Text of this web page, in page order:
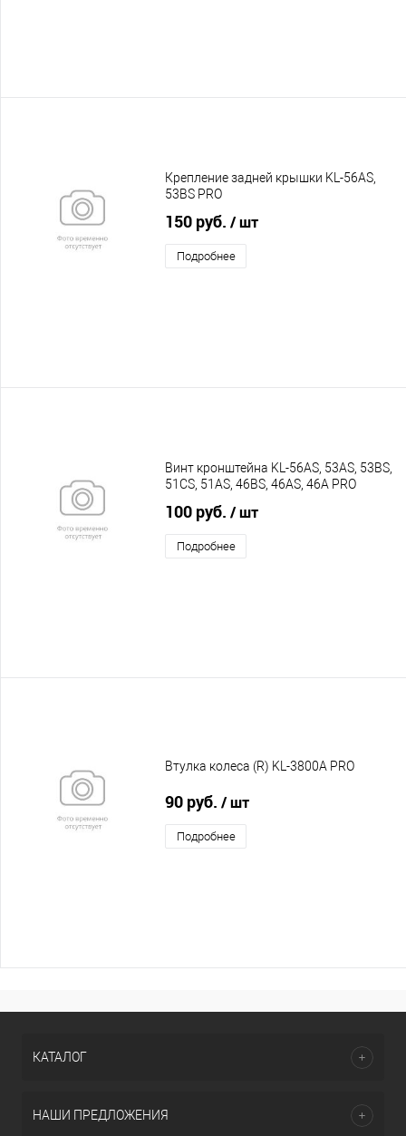
Крепление задней крышки KL-56AS,
53BS PRO
150 руб. / шт
Подробнее
Винт кронштейна KL-56AS, 53AS, 53BS,
51CS, 51AS, 46BS, 46AS, 46A PRO
100 руб. / шт
Подробнее
Втулка колеса (R) KL-3800A PRO
90 руб. / шт
Подробнее
КАТАЛОГ
НАШИ ПРЕДЛОЖЕНИЯ